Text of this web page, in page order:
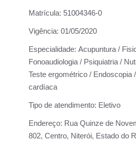
Matrícula: 51004346-0
Vigência: 01/05/2020
Especialidade: Acupuntura /
Fonoaudiologia / Psiquiatria /
Teste ergométrico / Endoscopia
cardíaca
Tipo de atendimento: Eletivo
Endereço: Rua Quinze de
802, Centro, Niterói, Estado do